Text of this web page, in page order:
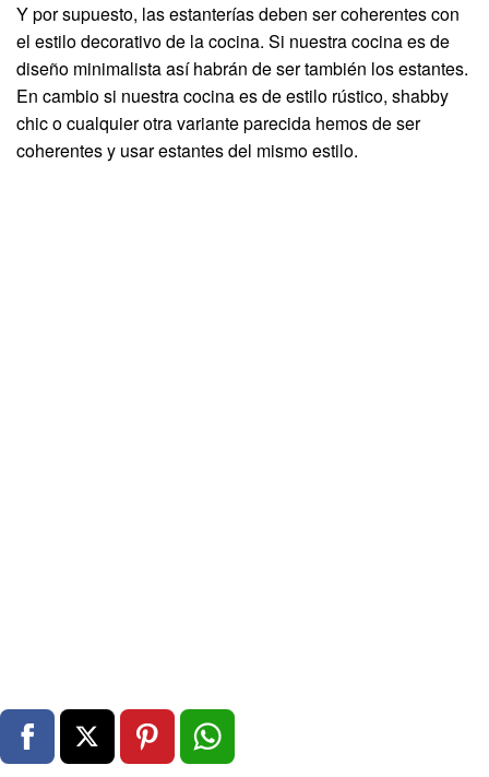
Y por supuesto, las estanterías deben ser coherentes con
el estilo decorativo de la cocina. Si nuestra cocina es de
diseño minimalista así habrán de ser también los estantes.
En cambio si nuestra cocina es de estilo rústico, shabby
chic o cualquier otra variante parecida hemos de ser
coherentes y usar estantes del mismo estilo.